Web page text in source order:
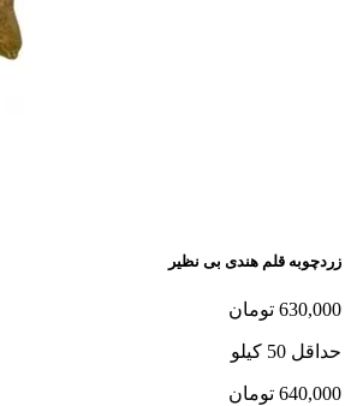
زردچوبه قلم هندی بی نظیر
630,000 تومان
حداقل 50 کیلو
640,000 تومان